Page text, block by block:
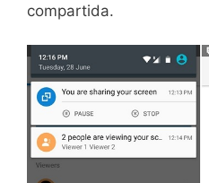
compartida.